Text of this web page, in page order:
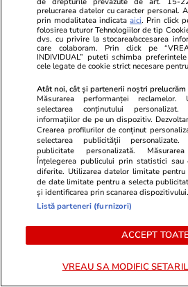
ZiaruldeIasi.ro
Proiectul imobiliar pregătit
Lidl Moara de Foc este scos la
vânzare. Dezvoltatorul este
asociat în piață cu un alt
de anvergură
prelucrarea datelor cu caracter personal.
prin modalitatea indicataaici. Prin click
folosirea tuturor Tehnologiilor de tip
dvs. cu privire la stocarea/accesarea
care colaboram. Prin click pe
INDIVIDUAL” puteti schimba
cele legate de cookie strict necesare
Atât noi, cât și partenerii noștri
Măsurarea performanței reclamelor.
selectarea conținutului
informațiilor de pe un dispozitiv.
Crearea profilurilor de conținut
selectarea publicității
publicitate personalizată.
Înțelegerea publicului prin statistici
diferite. Utilizarea datelor limitate pentru
de date limitate pentru a selecta
și identificarea prin scanarea dispozitivului.
Listă parteneri (furnizori)
ACCEPT TOATE
VREAU SA MODIFIC